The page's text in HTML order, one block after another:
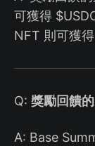
可獲得
NFT 則可獲得
Q: 獎勵回饋
A: Base